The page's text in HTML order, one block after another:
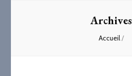
Archives
Accueil/